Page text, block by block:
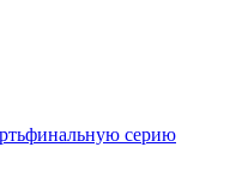
серию